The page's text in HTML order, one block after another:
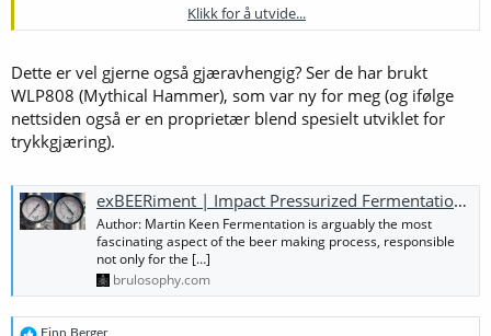
Negativt resultat; det var ikke tilstrekkelig mange som klarte å
Keene sjøl bomma på 5 av 5 forsøk
!
Det interessante var at ølene blei laboratorieanalysert, også, på
laboratoriet til Whitelabs - og analysene støtta opp under hva
paneltesten viste.
Klikk for å utvide...
Dette er vel gjerne også gjæravhengig? Ser de har brukt
WLP808 (Mythical Hammer), som var ny for meg (og ifølge
nettsiden også er en proprietær blend spesielt utviklet for
trykkgjæring).
exBEERiment | Impact Pressurized Fermentation Has On A Warm Fermented German Helles Exportbier - Brülosophy
Author: Martin Keen Fermentation is arguably the most
fascinating aspect of the beer making process, responsible
not only for the […]
brulosophy.com
R
Finn Berger